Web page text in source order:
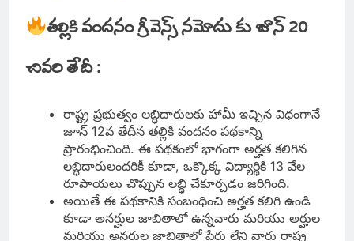
తల్లికి వందనం గ్రీవెన్స్ నమోదు కు జూన్ 20
చివరి తేదీ :
రాష్ట్ర ప్రభుత్వం లబ్ధిదారులకు హామీ ఇచ్చిన విధంగానే
జూన్ 12వ తేదీన తల్లికి వందనం పథకాన్ని
ప్రారంభించింది. ఈ పథకంలో భాగంగా అర్హత కలిగిన
లబ్ధిదారులందరికీ కూడా, ఒక్కొక్క విద్యార్థికి 13 వేల
రూపాయలు చొప్పున లబ్ధి చేకూర్చడం జరిగింది.
అయితే ఈ పథకానికి సంబంధించి అర్హత కలిగి ఉండి
కూడా అనర్హుల జాబితాలో ఉన్నవారు మరియు అర్హుల
మరియు అనర్హుల జాబితాలో పేర్లు లేని వారు రాష్ట్ర